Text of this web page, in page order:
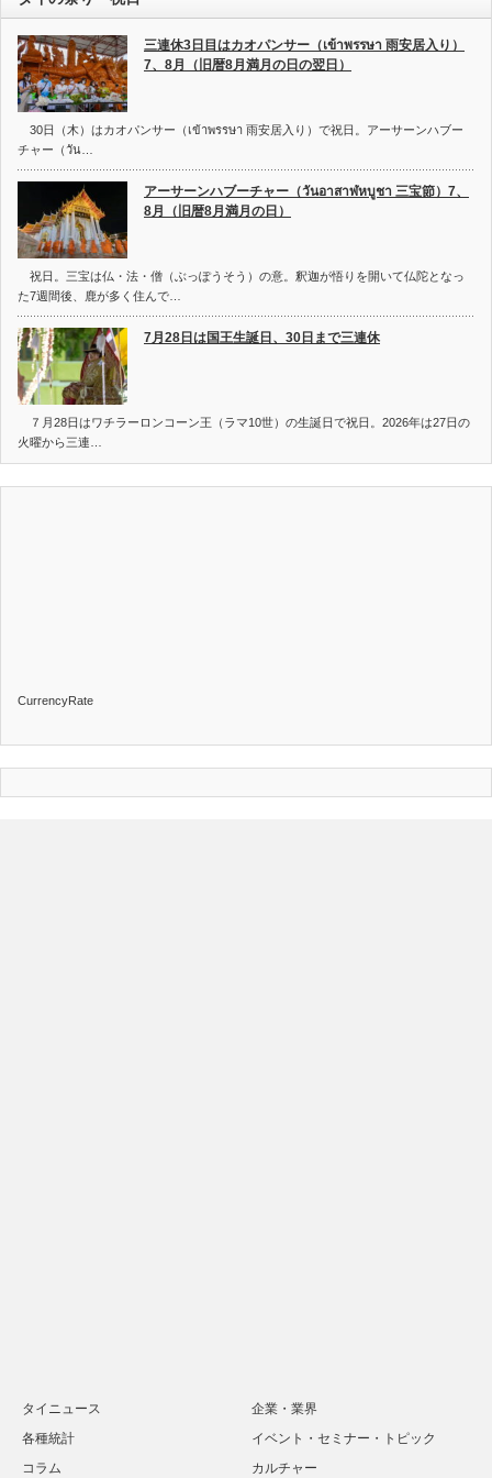
三連休3日目はカオパンサー（เข้าพรรษา 雨安居入り）
7、8月（旧暦8月満月の日の翌日）
30日（木）はカオパンサー（เข้าพรรษา 雨安居入り）で祝日。アーサーンハブー
チャー（วัน…
アーサーンハブーチャー（วันอาสาฬหบูชา 三宝節）7、
8月（旧暦8月満月の日）
祝日。三宝は仏・法・僧（ぶっぽうそう）の意。釈迦が悟りを開いて仏陀となっ
た7週間後、鹿が多く住んで…
7月28日は国王生誕日、30日まで三連休
７月28日はワチラーロンコーン王（ラマ10世）の生誕日で祝日。2026年は27日の
火曜から三連…
CurrencyRate
タイニュース
企業・業界
各種統計
イベント・セミナー・トピック
コラム
カルチャー